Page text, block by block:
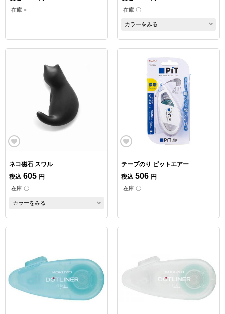
在庫 × 在庫 〇
カラーをみる
ネコ磁石 スワル
税込 605 円
在庫 〇
カラーをみる
テープのり ピットエアー
税込 506 円
在庫 〇